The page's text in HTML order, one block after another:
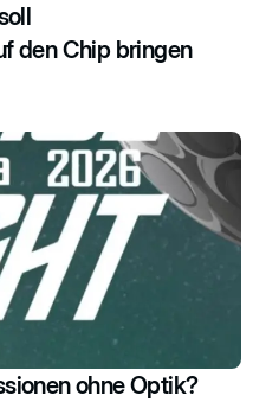
den Chip bringen
ohne Optik?